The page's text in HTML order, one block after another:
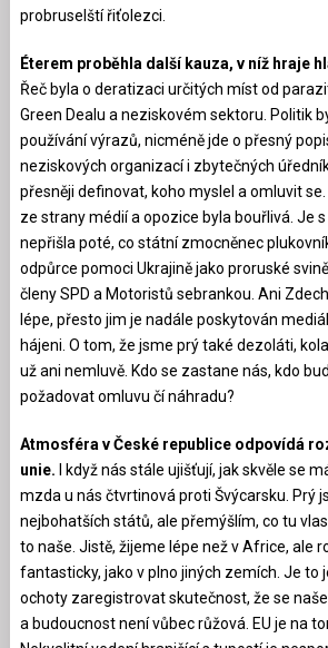
probruselští řiťolezci.
Éterem proběhla další kauza, v níž hraje
Řeč byla o deratizaci určitých míst od
Green Dealu a neziskovém sektoru. Politik
používání výrazů, nicméně jde o přesný
neziskových organizací i zbytečných
přesněji definovat, koho myslel a omluvit
ze strany médií a opozice byla bouřlivá. Je
nepřišla poté, co státní zmocněnec
odpůrce pomoci Ukrajině jako proruské
členy SPD a Motoristů sebrankou. Ani
lépe, přesto jim je nadále poskytován
hájeni. O tom, že jsme prý také dezoláti,
už ani nemluvě. Kdo se zastane nás, kdo
požadovat omluvu čí náhradu?
Atmosféra v České republice odpovídá
unie. I když nás stále ujišťují, jak skvěle se
mzda u nás čtvrtinová proti Švýcarsku. Prý
nejbohatších států, ale přemýšlím, co tu
to naše. Jistě, žijeme lépe než v Africe, ale
fantasticky, jako v plno jiných zemích. Je to
ochoty zaregistrovat skutečnost, že se
a budoucnost není vůbec růžová. EU je na